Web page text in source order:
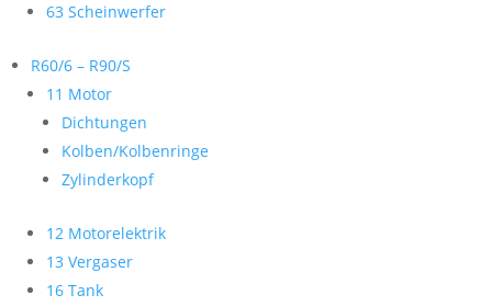
63 Scheinwerfer
R60/6 – R90/S
11 Motor
Dichtungen
Kolben/Kolbenringe
Zylinderkopf
12 Motorelektrik
13 Vergaser
16 Tank